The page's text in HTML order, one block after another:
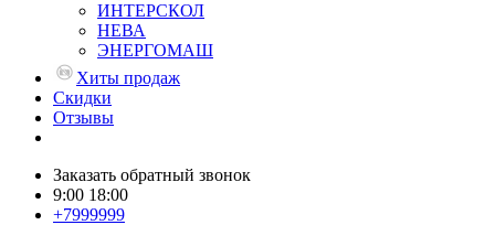
ИНТЕРСКОЛ
НЕВА
ЭНЕРГОМАШ
Хиты продаж
Скидки
Отзывы
Заказать обратный звонок
9:00 18:00
+7999999